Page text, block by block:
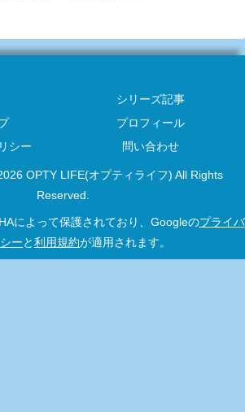
シリーズ記事
プロフィール
シー
問い合わせ
OPTY LIFE(オプティライフ) All Rights
Reserved.
によって保護されており、Googleのプライバ
ーと利用規約が適用されます。